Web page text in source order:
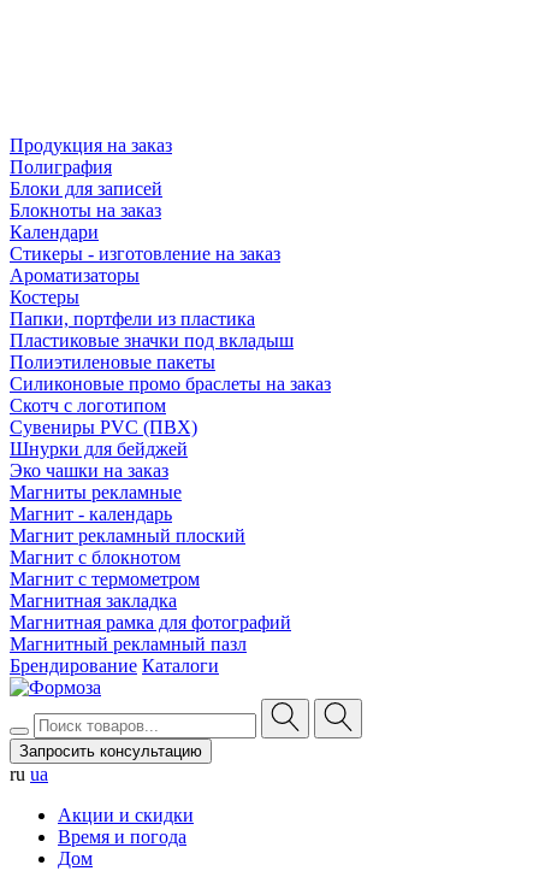
Продукция на заказ
Полиграфия
Блоки для записей
Блокноты на заказ
Календари
Стикеры - изготовление на заказ
Ароматизаторы
Костеры
Папки, портфели из пластика
Пластиковые значки под вкладыш
Полиэтиленовые пакеты
Силиконовые промо браслеты на заказ
Скотч с логотипом
Сувениры PVC (ПВХ)
Шнурки для бейджей
Эко чашки на заказ
Магниты рекламные
Магнит - календарь
Магнит рекламный плоский
Магнит с блокнотом
Магнит с термометром
Магнитная закладка
Магнитная рамка для фотографий
Магнитный рекламный пазл
Брендирование Каталоги
Запросить консультацию
ru ua
Акции и скидки
Время и погода
Дом